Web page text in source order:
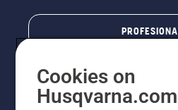
Cookies on
Husqvarna.com